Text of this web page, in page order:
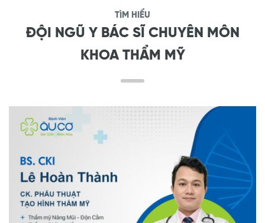
TÌM HIỂU
ĐỘI NGŨ Y BÁC SĨ CHUYÊN MÔN
KHOA THẨM MỸ